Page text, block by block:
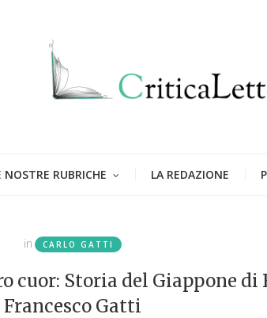
NOSTRE RUBRICHE LA REDAZIONE
in CARLO GATTI
cuor: Storia del Giappone di
Francesco Gatti